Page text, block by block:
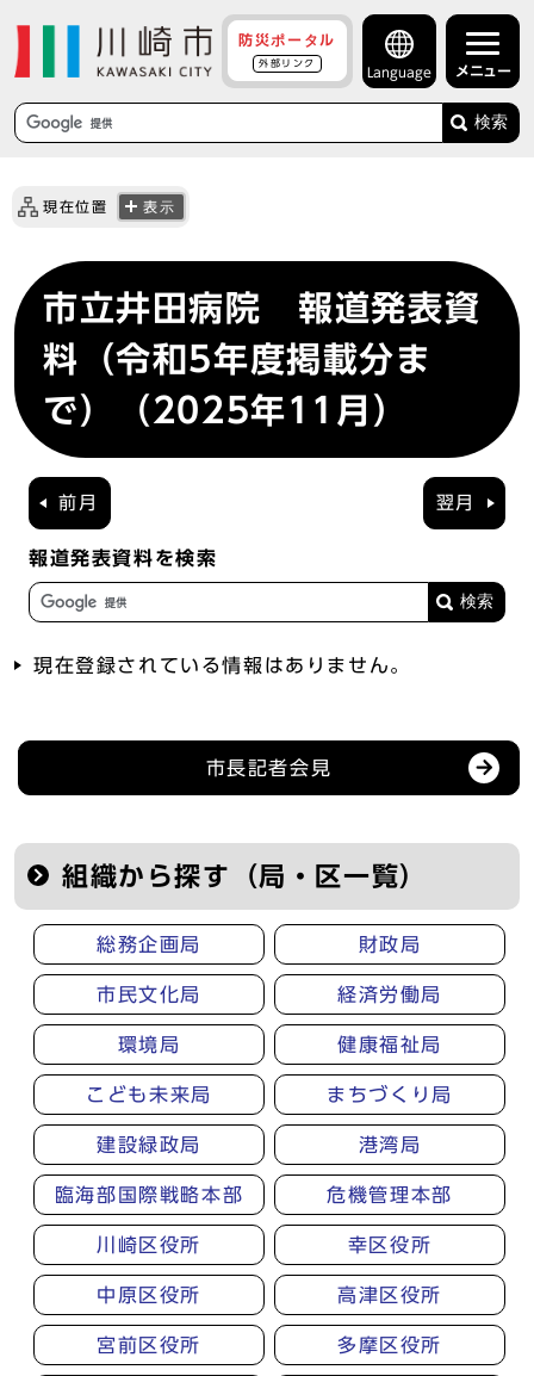
防災ポータル
外部リンク
Language メニュー
検索
現在位置 表示
市立井田病院 報道発表資
料（令和5年度掲載分ま
で）（2025年11月）
前月 翌月
報道発表資料を検索
現在登録されている情報はありません。
市長記者会見
組織から探す（局・区一覧）
総務企画局 財政局
市民文化局 経済労働局
環境局 健康福祉局
こども未来局 まちづくり局
建設緑政局 港湾局
臨海部国際戦略本部 危機管理本部
川崎区役所 幸区役所
中原区役所 高津区役所
宮前区役所 多摩区役所